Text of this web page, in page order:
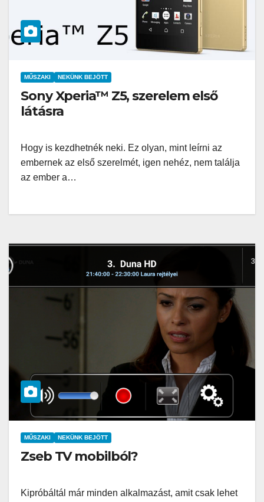
MŰSZAKI NEKÜNK BEJÖTT
Sony Xperia™ Z5, szerelem első
látásra
Hogy is kezdhetnék neki. Ez olyan, mint leírni az
embernek az első szerelmét, igen nehéz, nem találja
az ember a…
MŰSZAKI NEKÜNK BEJÖTT
Zseb TV mobilból?
Kipróbáltál már minden alkalmazást, amit csak lehet